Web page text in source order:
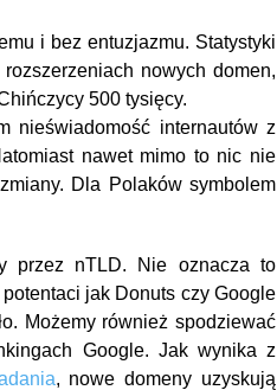
i bez entuzjazmu. Statystyki
nowych domen,
500 tysięcy.
nieświadomość internautów z
nawet mimo to nic nie
Dla Polaków symbolem
przez nTLD. Nie oznacza to
jak Donuts czy Google
Możemy również spodziewać
Google. Jak wynika z
, nowe domeny uzyskują